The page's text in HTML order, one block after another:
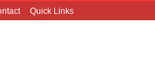
Quick Links